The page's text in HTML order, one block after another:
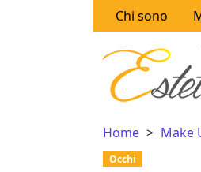
Chi sono
Home Make
Occhi